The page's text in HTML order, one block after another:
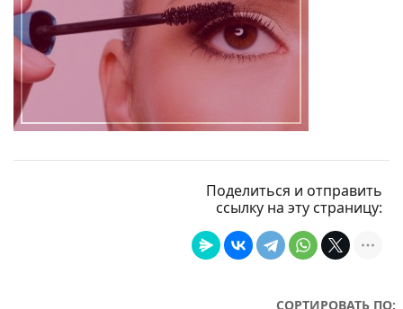
Поделиться и отправить
ссылку на эту страницу:
СОРТИРОВАТЬ ПО: